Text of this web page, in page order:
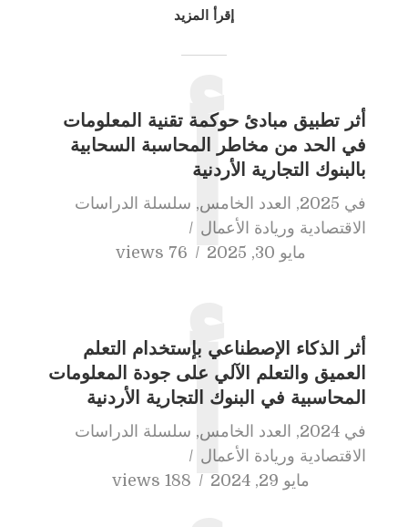
إقرأ المزيد
أثر تطبيق مبادئ حوكمة تقنية المعلومات
في الحد من مخاطر المحاسبة السحابية
بالبنوك التجارية الأردنية
في 2025
, العدد الخامس, سلسلة الدراسات
الاقتصادية وريادة الأعمال
مايو 30, 2025
76 viewsأ
أثر الذكاء الإصطناعي بإستخدام التعلم
العميق والتعلم الآلي على جودة المعلومات
المحاسبية في البنوك التجارية الأردنية
في 2024
, العدد الخامس, سلسلة الدراسات
الاقتصادية وريادة الأعمال
مايو 29, 2024
188 viewsأ